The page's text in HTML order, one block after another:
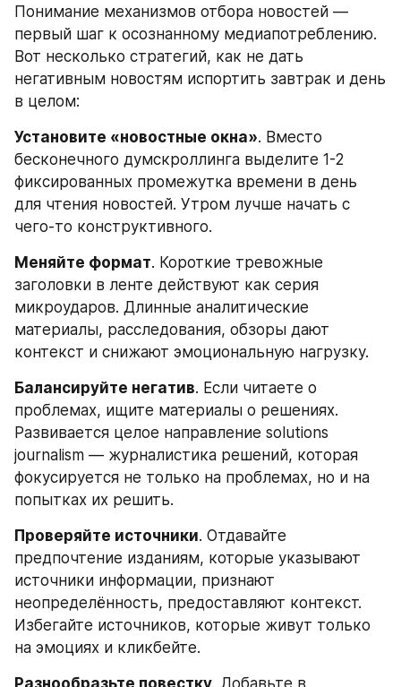
Понимание механизмов отбора новостей —
первый шаг к осознанному медиапотреблению.
Вот несколько стратегий, как не дать
негативным новостям испортить завтрак и день
в целом:
Установите «новостные окна». Вместо
бесконечного думскроллинга выделите 1-2
фиксированных промежутка времени в день
для чтения новостей. Утром лучше начать с
чего-то конструктивного.
Меняйте формат. Короткие тревожные
заголовки в ленте действуют как серия
микроударов. Длинные аналитические
материалы, расследования, обзоры дают
контекст и снижают эмоциональную нагрузку.
Балансируйте негатив. Если читаете о
проблемах, ищите материалы о решениях.
Развивается целое направление solutions
journalism — журналистика решений, которая
фокусируется не только на проблемах, но и на
попытках их решить.
Проверяйте источники. Отдавайте
предпочтение изданиям, которые указывают
источники информации, признают
неопределённость, предоставляют контекст.
Избегайте источников, которые живут только
на эмоциях и кликбейте.
Разнообразьте повестку. Добавьте в